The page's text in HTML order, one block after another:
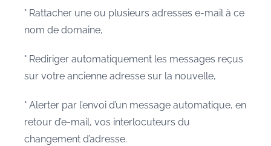
° Rattacher une ou plusieurs adresses e-mail à ce
nom de domaine,
° Rediriger automatiquement les messages reçus
sur votre ancienne adresse sur la nouvelle,
° Alerter par l’envoi d’un message automatique, en
retour d’e-mail, vos interlocuteurs du
changement d’adresse.